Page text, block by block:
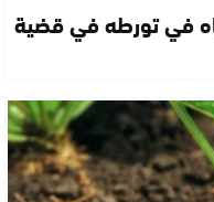
في تورطه في قضية